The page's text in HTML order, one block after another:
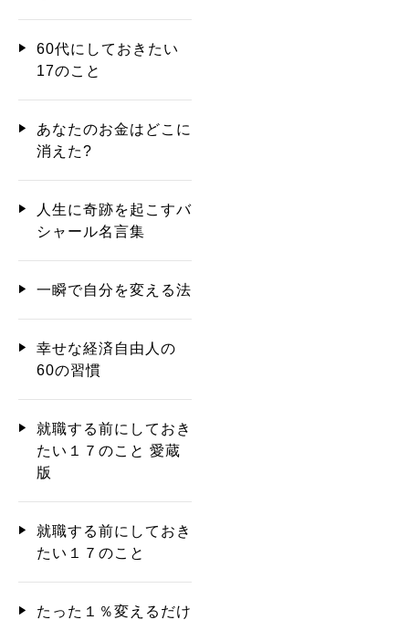
60代にしておきたい
17のこと
あなたのお金はどこに
消えた?
人生に奇跡を起こすバ
シャール名言集
一瞬で自分を変える法
幸せな経済自由人の
60の習慣
就職する前にしておき
たい１７のこと 愛蔵
版
就職する前にしておき
たい１７のこと
たった１％変えるだけ